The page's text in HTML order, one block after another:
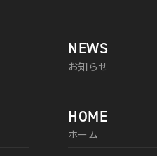
NEWS
お知らせ
HOME
ホーム